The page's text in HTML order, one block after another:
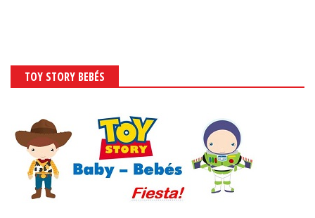
TOY STORY BEBÉS